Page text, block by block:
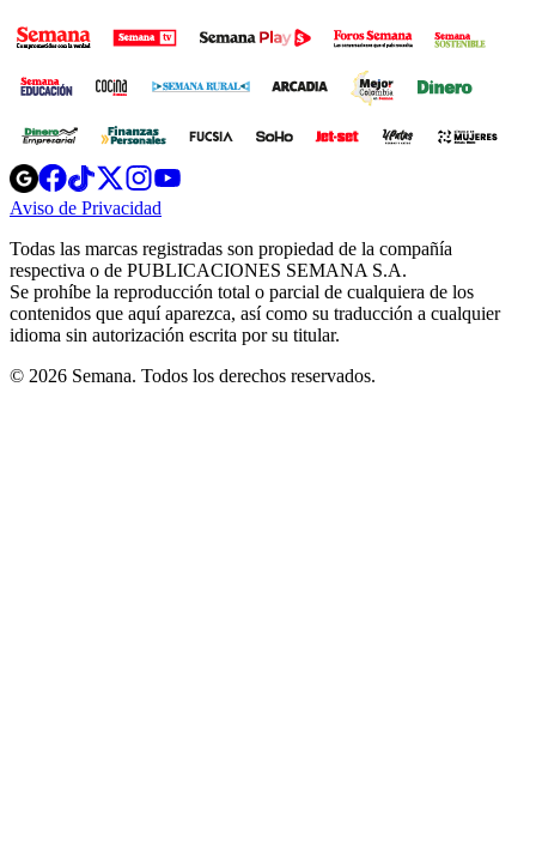
Opens
in
new
Opens
in
new
Opens
in
new
window
Opens
new
windowwindow
Aviso de Privacidad
new
window
Todas las marcas registradas son propiedad de la compañía
respectiva o de PUBLICACIONES SEMANA S.A.
Se prohíbe la reproducción total o parcial de cualquiera de los
contenidos que aquí aparezca, así como su traducción a cualquier
idioma sin autorización escrita por su titular.
© 2026 Semana. Todos los derechos reservados.